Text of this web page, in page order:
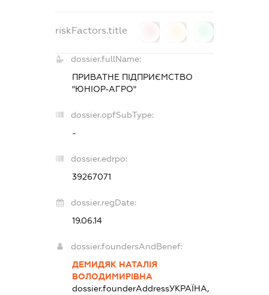
riskFactors.title
dossier.fullName:
ПРИВАТНЕ ПІДПРИЄМСТВО
"ЮНІОР-АГРО"
dossier.opfSubType:
-
dossier.edrpo:
39267071
dossier.regDate:
19.06.14
dossier.foundersAndBenef:
ДЕМИДЯК НАТАЛІЯ
ВОЛОДИМИРІВНА
dossier.founderAddressУКРАЇНА,